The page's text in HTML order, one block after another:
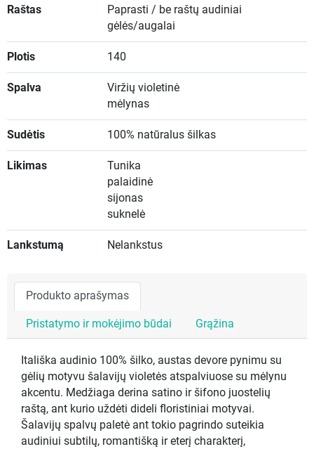
Raštas
Paprasti / be raštų audiniai
gėlės/augalai
Plotis 140
Spalva
Viržių violetinė
mėlynas
Sudėtis 100% natūralus šilkas
Likimas
Tunika
palaidinė
sijonas
suknelė
Lankstumą Nelankstus
Produkto aprašymas
Pristatymo ir mokėjimo būdai Grąžina
Itališka audinio 100% šilko, austas devore pynimu su
gėlių motyvu šalavijų violetės atspalviuose su mėlynu
akcentu. Medžiaga derina satino ir šifono juostelių
raštą, ant kurio uždėti dideli floristiniai motyvai.
Šalavijų spalvų paletė ant tokio pagrindo suteikia
audiniui subtilų, romantišką ir eterį charakterį,